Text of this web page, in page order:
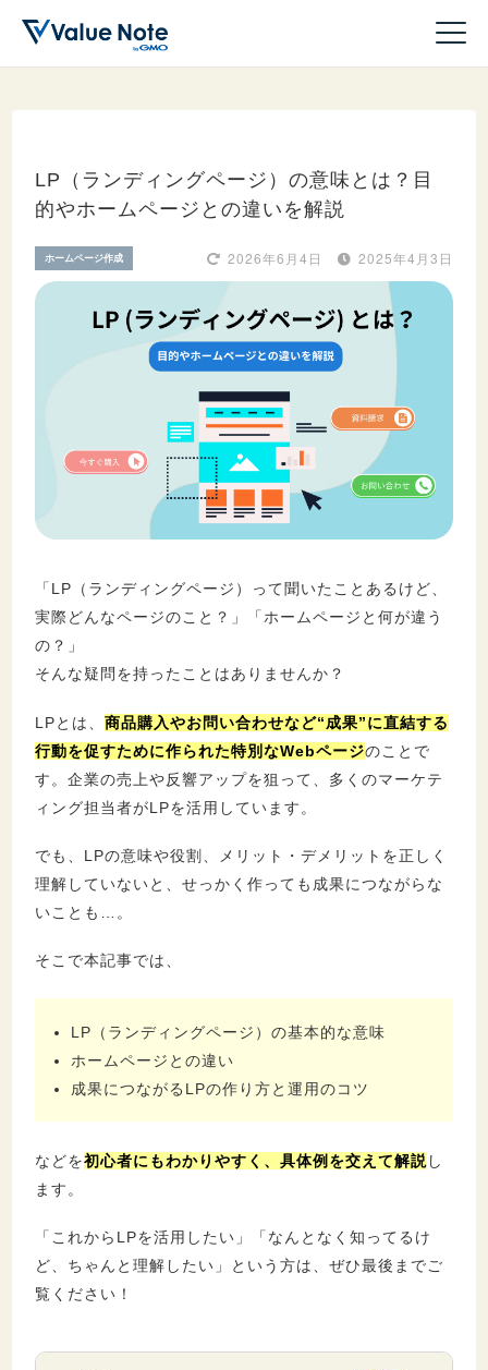
ドメイン
サーバー
ホームページ作成
収益化
セキュリティ
LP（ランディングページ）の意味とは？目
的やホームページとの違いを解説
2025年4月3日
2026年6月4日
ホームページ作成
「LP（ランディングページ）って聞いたことあるけど、
実際どんなページのこと？」「ホームページと何が違う
の？」
そんな疑問を持ったことはありませんか？
LPとは、 商品購入やお問い合わせなど“成果”に直結する
行動を促すために作られた特別なWebページのことで
す。企業の売上や反響アップを狙って、多くのマーケテ
ィング担当者がLPを活用しています。
でも、LPの意味や役割、メリット・デメリットを正しく
理解していないと、せっかく作っても成果につながらな
いことも…。
そこで本記事では、
LP（ランディングページ）の基本的な意味
ホームページとの違い
成果につながるLPの作り方と運用のコツ
などを初心者にもわかりやすく、具体例を交えて解説 し
ます。
「これからLPを活用したい」「なんとなく知ってるけ
ど、ちゃんと理解したい」という方は、ぜひ最後までご
覧ください！